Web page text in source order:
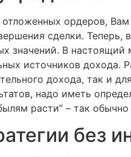
ордеров, Вам
сделки.
значений. В настоящий
источников дохода.
дохода, так и
надо иметь
расти” – так
без